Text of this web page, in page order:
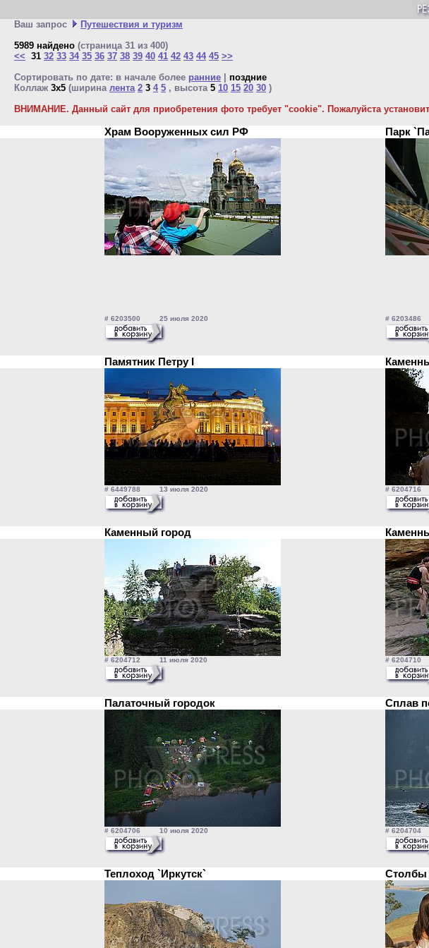
Ваш запрос
Путешествия и туризм
5989 найдено (страница 31 из 400)
<< 31 32 33 34 35 36 37 38 39 40 41 42 43 44 45 >>
Сортировать по дате: в начале более ранние
поздние
Коллаж 3x5 (ширина лента 2 3 4 5 , высота 5 10 15 20 30 )
ВНИМАНИЕ. Данный сайт для приобретения фото требует "cookie". Пожалуйста
Храм Вооруженных сил РФ Парк
# 6203500 25 июля 2020 #
Памятник Петру I
# 6449788 13 июля 2020 #
Каменный город
# 6204712 11 июля 2020 #
Палаточный городок Сплав
# 6204706 10 июля 2020 #
Теплоход `Иркутск` Столбы